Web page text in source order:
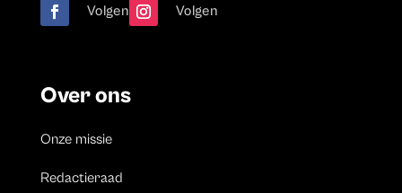
Volgen Volgen
Over ons
Onze missie
Redactieraad